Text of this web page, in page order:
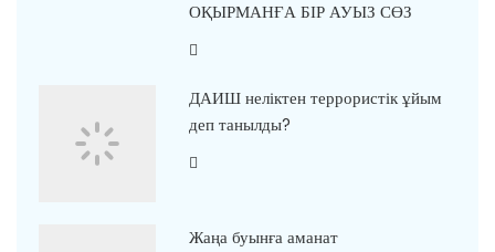
ОҚЫРМАНҒА БІР АУЫЗ СӨЗ
ДАИШ неліктен террористік ұйым
деп танылды?
Жаңа буынға аманат